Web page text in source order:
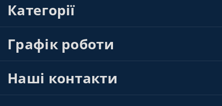
Категорії
Графік роботи
Наші контакти